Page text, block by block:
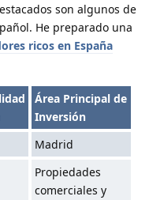
son algunos de
He preparado una
ricos en España
Área Principal de
Inversión
Madrid
Propiedades
comerciales y